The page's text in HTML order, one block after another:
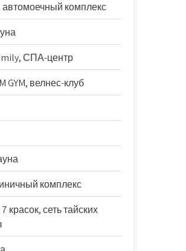
автомоечный комплекс
СПА-центр
GYM, велнес-клуб
комплекс
красок, сеть тайских